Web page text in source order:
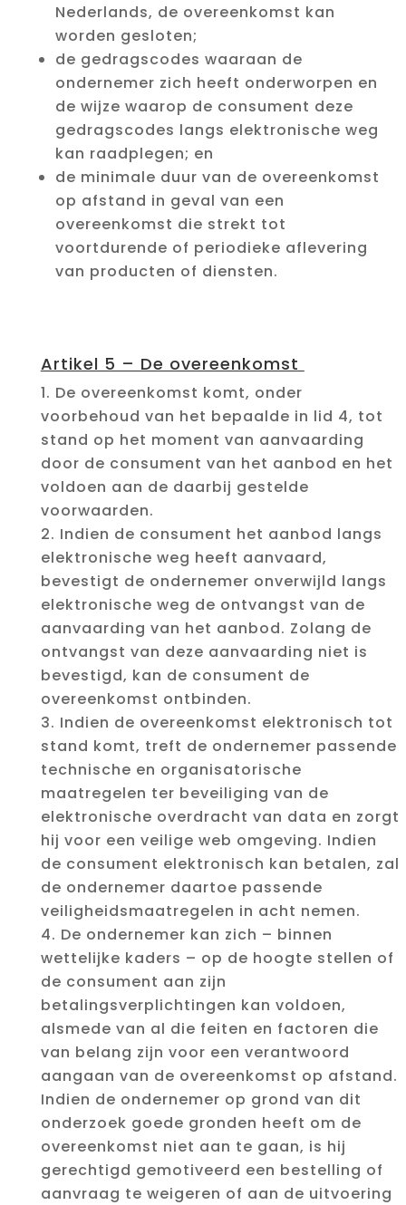
Nederlands, de overeenkomst kan
worden gesloten;
de gedragscodes waaraan de
ondernemer zich heeft onderworpen en
de wijze waarop de consument deze
gedragscodes langs elektronische weg
kan raadplegen; en
de minimale duur van de overeenkomst
op afstand in geval van een
overeenkomst die strekt tot
voortdurende of periodieke aflevering
van producten of diensten.
Artikel 5 – De overeenkomst
De overeenkomst komt, onder
voorbehoud van het bepaalde in lid 4, tot
stand op het moment van aanvaarding
door de consument van het aanbod en het
voldoen aan de daarbij gestelde
voorwaarden.
Indien de consument het aanbod langs
elektronische weg heeft aanvaard,
bevestigt de ondernemer onverwijld langs
elektronische weg de ontvangst van de
aanvaarding van het aanbod. Zolang de
ontvangst van deze aanvaarding niet is
bevestigd, kan de consument de
overeenkomst ontbinden.
Indien de overeenkomst elektronisch tot
stand komt, treft de ondernemer passende
technische en organisatorische
maatregelen ter beveiliging van de
elektronische overdracht van data en zorgt
hij voor een veilige web omgeving. Indien
de consument elektronisch kan betalen, zal
de ondernemer daartoe passende
veiligheidsmaatregelen in acht nemen.
De ondernemer kan zich – binnen
wettelijke kaders – op de hoogte stellen of
de consument aan zijn
betalingsverplichtingen kan voldoen,
alsmede van al die feiten en factoren die
van belang zijn voor een verantwoord
aangaan van de overeenkomst op afstand.
Indien de ondernemer op grond van dit
onderzoek goede gronden heeft om de
overeenkomst niet aan te gaan, is hij
gerechtigd gemotiveerd een bestelling of
aanvraag te weigeren of aan de uitvoering